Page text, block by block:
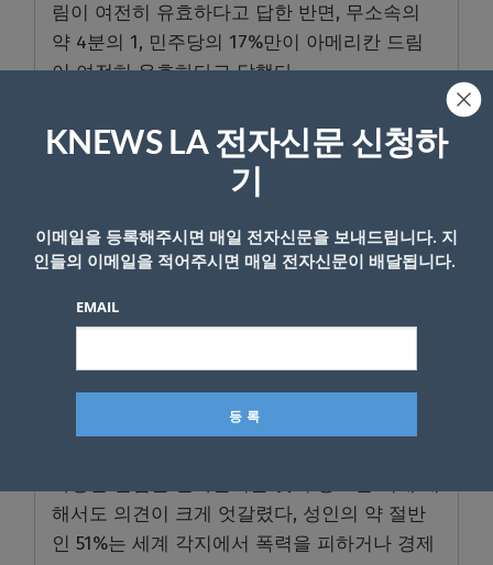
림이 여전히 유효하다고 답한 반면, 무소속의
약 4분의 1, 민주당의 17%만이 아메리칸 드림
이 여전히 유효하다고 답했다.
예외적인 특별한 나라라고 여기는 경향이 훨씬
높았다. 공화당 지지자의 약 절반이 미국이 세
면, 민주당 지지자에서는 7%에 불과했다.
반이 조금 넘는 56%만이 미국의 정체성에 “매
렇다고 답했었다. 나이 든 사람보다는 젊은 사
람일 수록 단일한 가치관이 미국 정체성에 중요
하다고 생각하는 비율이 낮았다.
해서도 의견이 크게 엇갈렸다, 성인의 약 절반
인 51%는 세계 각지에서 폭력을 피하거나 경제
KNEWS LA 전자신문 신청하
기
이메일을 등록해주시면 매일 전자신문을 보내드립니다. 지
인들의 이메일을 적어주시면 매일 전자신문이 배달됩니다.
EMAIL